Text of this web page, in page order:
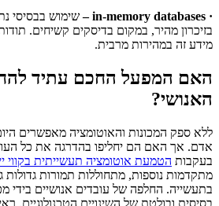
· in-memory databases –
שימוש בבסיסי
בזיכרון מהיר, במקום בדיסקים קשיחים.
מידע זה במהירות מרבית.
האם המפעל החכם עתיד
האנושי?
ללא ספק המכונות והאוטומציה מאפשרים
אדם. אך האם הם יחליפו בהדרגה את כל
בעקבות הטמעת אוטומציה תעשייתית בקווי
מתקדמות נוספות, מתחוללות תמורות
בתעשייה. החלפה של עובדים אנושיים בידי